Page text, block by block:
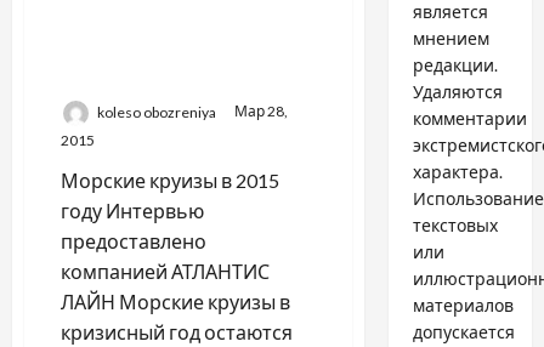
Sinfonia
koleso obozreniya
Мар 28,
2015
Морские круизы в 2015
году Интервью
предоставлено
компанией АТЛАНТИС
ЛАЙН Морские круизы в
кризисный год остаются
является
мнением
редакции.
Удаляются
комментарии
характера.
Использование
текстовых
или
материалов
допускается